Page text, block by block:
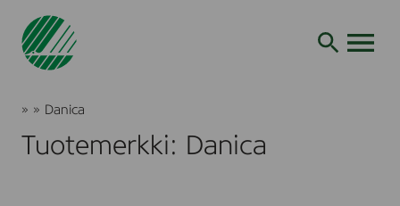
Siirry
Joutsenmerkki
» » Danica
Tuotemerkki: Danica